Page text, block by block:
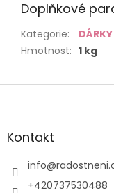
Doplňkové
Kategorie:
DÁRKY
Hmotnost: 1 kg
Z
aKontakt
info@
+420737530488